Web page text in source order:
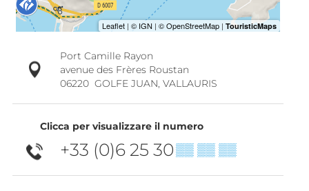
Port Camille Rayon
avenue des Frères Roustan
06220 GOLFE JUAN, VALLAURIS
Clicca per visualizzare il numero
+33 (0)6 25 30▒▒ ▒▒ ▒▒